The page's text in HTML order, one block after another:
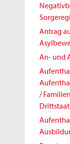
Antrag
An- und
/